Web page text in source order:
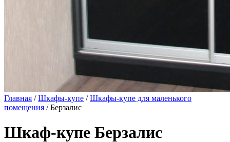
Главная /Шкафы-купе /Шкафы-купе для маленького
помещения / Берзалис
Шкаф-купе Берзалис